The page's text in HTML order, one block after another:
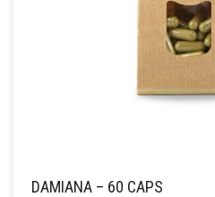
DAMIANA – 60 CAPS